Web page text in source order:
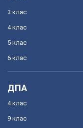
3 клас
4 клас
5 клас
6 клас
ДПА
4 клас
9 клас